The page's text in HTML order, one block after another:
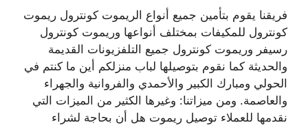
فريقنا يقوم بتأمين جميع أنواع الريموت كونترول ريموت
كونترول للمكيفات بمختلف أنواعها وريموت كونترول
رسيفر وريموت كونترول جميع التلفزيونات القديمة
والحديثة كما نقوم بتوصيلها لباب منزلكم أين ما كنتم في
الحولي ومبارك الكبير والأحمدي والفروانية والجهراء
والعاصمة. ومن ميزاتنا: وغيرها الكثير من الميزات التي
نقدمها للعملاء توصيل ريموت هل أن بحاجة لشراء